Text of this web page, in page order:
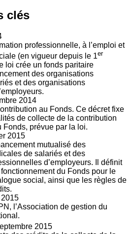
clés
professionnelle, à l’emploi et
(en vigueur depuis le 1er
loi crée un fonds paritaire
des organisations
et des organisations
2014
au Fonds. Ce décret fixe
de collecte de la contribution
Fonds, prévue par la loi.
2015
mutualisé des
de salariés et des
d’employeurs. Il définit
fonctionnement du Fonds pour le
social, ainsi que les règles de
l’Association de gestion du
2015